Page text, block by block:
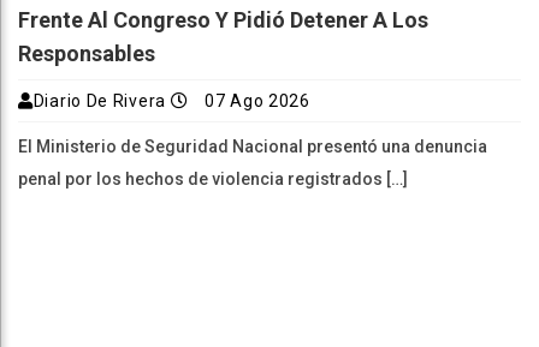
Frente Al Congreso Y Pidió Detener A Los
Responsables
Diario De Rivera 07 Ago 2026
El Ministerio de Seguridad Nacional presentó una denuncia
penal por los hechos de violencia registrados […]